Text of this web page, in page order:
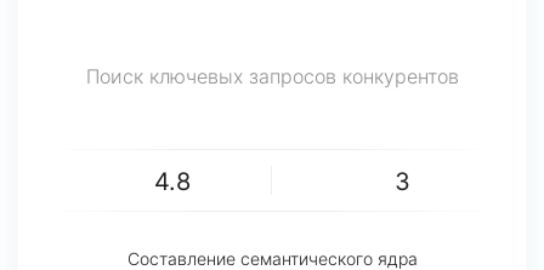
Поиск ключевых запросов конкурентов
4.8 3
Составление семантического ядра